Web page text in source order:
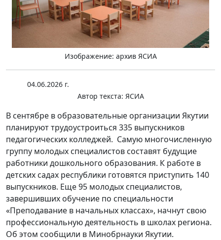
Изображение: архив ЯСИА
04.06.2026 г.
Автор текста: ЯСИА
В сентябре в образовательные организации Якутии
планируют трудоустроиться 335 выпускников
педагогических колледжей. Самую многочисленную
группу молодых специалистов составят будущие
работники дошкольного образования. К работе в
детских садах республики готовятся приступить 140
выпускников. Еще 95 молодых специалистов,
завершивших обучение по специальности
«Преподавание в начальных классах», начнут свою
профессиональную деятельность в школах региона.
Об этом сообщили в Минобрнауки Якутии.